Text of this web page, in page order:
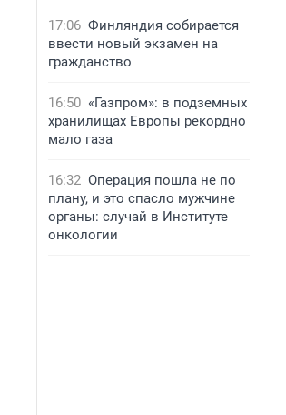
17:06 Финляндия собирается
ввести новый экзамен на
гражданство
16:50 «Газпром»: в подземных
хранилищах Европы рекордно
мало газа
16:32 Операция пошла не по
плану, и это спасло мужчине
органы: случай в Институте
онкологии